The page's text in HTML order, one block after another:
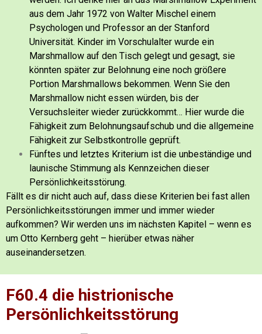
aus dem Jahr 1972 von Walter Mischel einem
Psychologen und Professor an der Stanford
Universität. Kinder im Vorschulalter wurde ein
Marshmallow auf den Tisch gelegt und gesagt, sie
könnten später zur Belohnung eine noch größere
Portion Marshmallows bekommen. Wenn Sie den
Marshmallow nicht essen würden, bis der
Versuchsleiter wieder zurückkommt… Hier wurde die
Fähigkeit zum Belohnungsaufschub und die allgemeine
Fähigkeit zur Selbstkontrolle geprüft.
Fünftes und letztes Kriterium ist die unbeständige und
launische Stimmung als Kennzeichen dieser
Persönlichkeitsstörung.
Fällt es dir nicht auch auf, dass diese Kriterien bei fast allen
Persönlichkeitsstörungen immer und immer wieder
aufkommen? Wir werden uns im nächsten Kapitel – wenn es
um Otto Kernberg geht – hierüber etwas näher
auseinandersetzen.
F60.4 die histrionische
Persönlichkeitsstörung